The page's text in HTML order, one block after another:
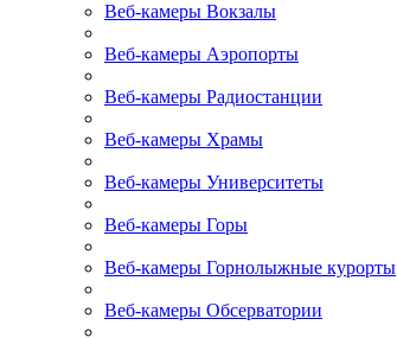
Веб-камеры Вокзалы
Веб-камеры Аэропорты
Веб-камеры Радиостанции
Веб-камеры Храмы
Веб-камеры Университеты
Веб-камеры Горы
Веб-камеры Горнолыжные курорты
Веб-камеры Обсерватории